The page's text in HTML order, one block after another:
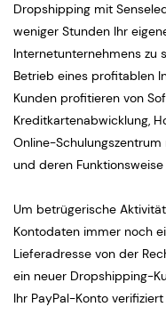
sene
Zahlung für
Ihre
Dropshippi
ng-
Bestellung
bestätigt
haben,
wir die
Artikel
schnell
Dropshipping mit
weniger Stunden Ihr
Internetunternehmens zu
Betrieb eines profitablen
Kunden profitieren von
Kreditkartenabwicklung,
Online-
und deren
Um betrügerische
Kontodaten immer noch
Lieferadresse von der
ein neuer Dropshipping-
Ihr PayPal-Konto verifiziert